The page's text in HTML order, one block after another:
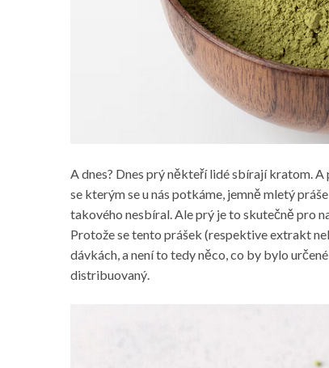
A dnes? Dnes prý někteří lidé sbírají kratom. A
se kterým se u nás potkáme, jemně mletý
takového nesbíral. Ale prý je to skutečně pro
Protože se tento prášek (respektive extrakt
dávkách, a není to tedy něco, co by bylo
distribuovaný.